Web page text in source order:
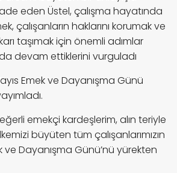
eden Üstel, çalışma hayatında
çalışanların haklarını korumak ve
taşımak için önemli adımlar
devam ettiklerini vurguladı
Emek ve Dayanışma Günü
emekçi kardeşlerim, alın teriyle
büyüten tüm çalışanlarımızın
ve Dayanışma Günü’nü yürekten